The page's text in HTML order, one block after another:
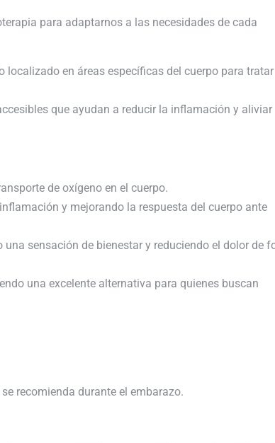
para adaptarnos a las necesidades de cada
localizado en áreas específicas del cuerpo para tratar
que ayudan a reducir la inflamación y aliviar
de oxígeno en el cuerpo.
y mejorando la respuesta del cuerpo ante
una sensación de bienestar y reduciendo el dolor de
una excelente alternativa para quienes buscan
recomienda durante el embarazo.